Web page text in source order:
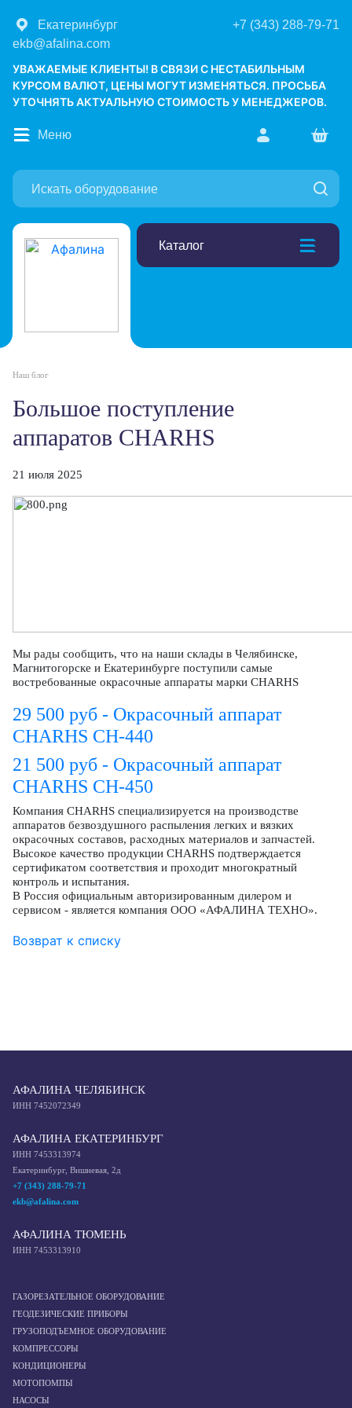
Екатеринбург
+7 (343) 288-79-71
ekb@afalina.com
УВАЖАЕМЫЕ КЛИЕНТЫ! В СВЯЗИ С НЕСТАБИЛЬНЫМ
КУРСОМ ВАЛЮТ, ЦЕНЫ МОГУТ ИЗМЕНЯТЬСЯ. ПРОСЬБА
УТОЧНЯТЬ АКТУАЛЬНУЮ СТОИМОСТЬ У МЕНЕДЖЕРОВ.
Каталог
Меню
Наш блог
Большое поступление
аппаратов CHARHS
21 июля 2025
Мы рады сообщить, что на наши склады в Челябинске,
Магнитогорске и Екатеринбурге поступили самые
востребованные окрасочные аппараты марки CHARHS
29 500 руб - Окрасочный аппарат
CHARHS CH-440
21 500 руб - Окрасочный аппарат
CHARHS CH-450
Компания CHARHS специализируется на производстве
аппаратов безвоздушного распыления легких и вязких
окрасочных составов, расходных материалов и запчастей.
Высокое качество продукции CHARHS подтверждается
сертификатом соответствия и проходит многократный
контроль и испытания.
В Россия официальным авторизированным дилером и
сервисом - является компания ООО «АФАЛИНА ТЕХНО».
Возврат к списку
АФАЛИНА ЧЕЛЯБИНСК
ИНН 7452072349
АФАЛИНА ЕКАТЕРИНБУРГ
ИНН 7453313974
Екатеринбург, Вишневая, 2д
+7 (343) 288-79-71
ekb@afalina.com
АФАЛИНА ТЮМЕНЬ
ИНН 7453313910
ГАЗОРЕЗАТЕЛЬНОЕ ОБОРУДОВАНИЕ
ГЕОДЕЗИЧЕСКИЕ ПРИБОРЫ
ГРУЗОПОДЪЕМНОЕ ОБОРУДОВАНИЕ
КОМПРЕССОРЫ
КОНДИЦИОНЕРЫ
МОТОПОМПЫ
НАСОСЫ